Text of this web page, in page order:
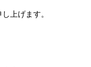
上げます。